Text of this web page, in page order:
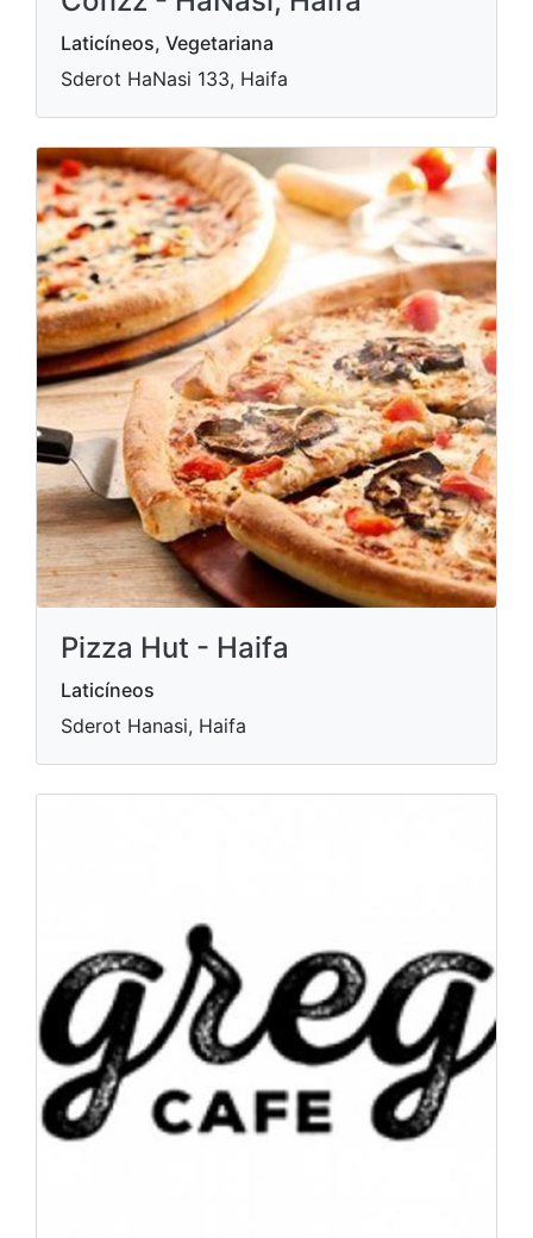
Laticíneos, Vegetariana
Sderot HaNasi 133, Haifa
Pizza Hut - Haifa
Laticíneos
Sderot Hanasi, Haifa